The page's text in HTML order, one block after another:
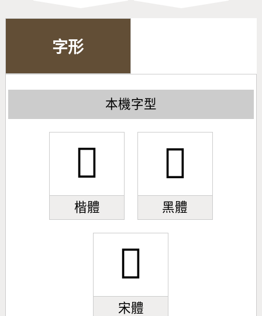
字形
本機字型
𡯥
楷體
𡯥
黑體
𡯥
宋體